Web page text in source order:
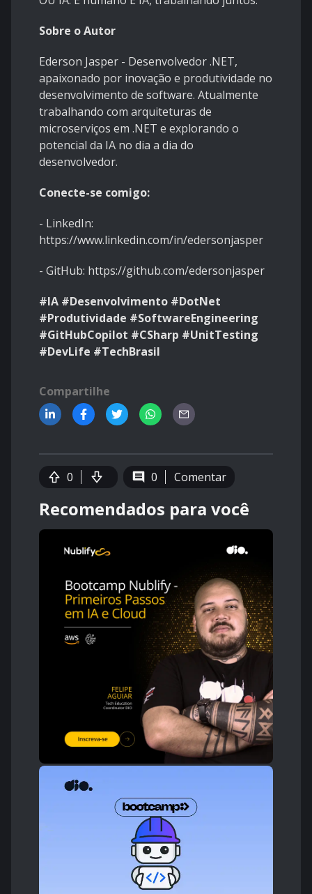
Sobre o Autor
Ederson Jasper - Desenvolvedor .NET,
apaixonado por inovação e produtividade no
desenvolvimento de software. Atualmente
trabalhando com arquiteturas de
microserviços em .NET e explorando o
potencial da IA no dia a dia do
desenvolvedor.
Conecte-se comigo:
- LinkedIn:
https://www.linkedin.com/in/edersonjasper
- GitHub: https://github.com/edersonjasper
#IA #Desenvolvimento #DotNet
#Produtividade #SoftwareEngineering
#GitHubCopilot #CSharp #UnitTesting
#DevLife #TechBrasil
Compartilhe
0 0 Comentar
Recomendados para você